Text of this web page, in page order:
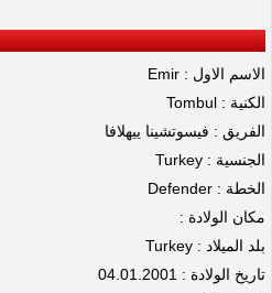
الاسم الاول : Emir
الكنية : Tombul
الفريق : فيسوتشينا ييهلافا
الجنسية : Turkey
الخطة : Defender
مكان الولادة :
بلد الميلاد : Turkey
تاريخ الولادة : 04.01.2001